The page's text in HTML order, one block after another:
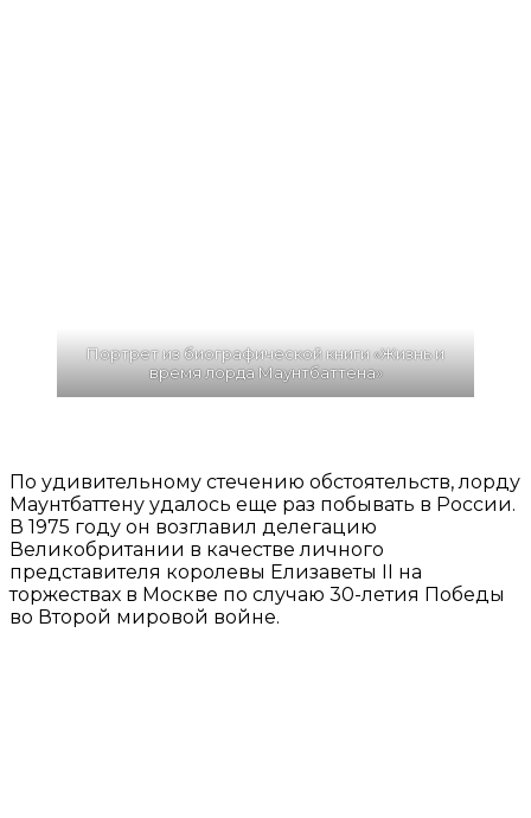
Портрет из биографической книги «Жизнь и
время лорда Маунтбаттена»
По удивительному стечению обстоятельств, лорду
Маунтбаттену удалось еще раз побывать в России.
В 1975 году он возглавил делегацию
Великобритании в качестве личного
представителя королевы Елизаветы II на
торжествах в Москве по случаю 30-летия Победы
во Второй мировой войне.